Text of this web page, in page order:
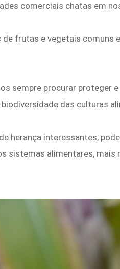
comerciais chatas em
frutas e vegetais comuns
sempre procurar proteger
das culturas
herança interessantes,
sistemas alimentares, mais